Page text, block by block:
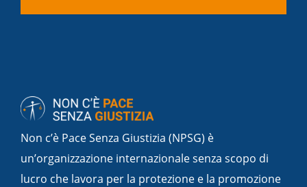
Non c’è Pace Senza Giustizia (NPSG) è
un’organizzazione internazionale senza scopo di
lucro che lavora per la protezione e la promozione